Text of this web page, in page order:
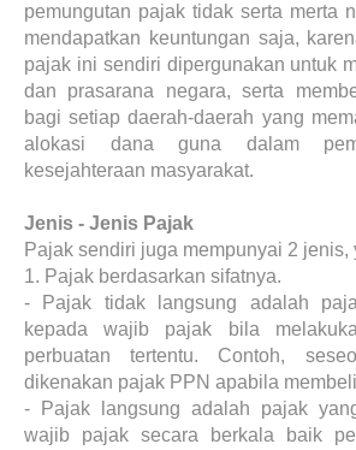
pemungutan pajak tidak serta merta
mendapatkan keuntungan saja,
pajak ini sendiri dipergunakan untuk
dan prasarana negara, serta
bagi setiap daerah-daerah yang
alokasi dana guna dalam
kesejahteraan masyarakat.
Jenis - Jenis Pajak
Pajak sendiri juga mempunyai 2 jenis,
1. Pajak berdasarkan sifatnya.
-
Pajak tidak langsung adalah
kepada wajib pajak bila
perbuatan tertentu. Contoh,
dikenakan pajak PPN apabila
-
Pajak langsung adalah pajak
wajib pajak secara berkala baik